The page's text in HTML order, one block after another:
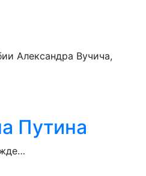
Александра Вучича,
Путина